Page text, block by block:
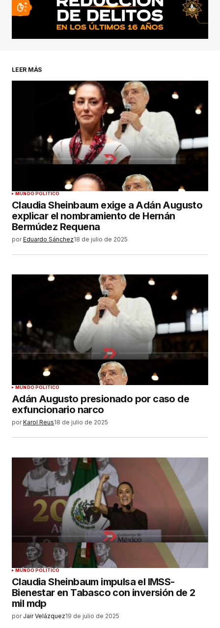
LEER MÁS
MUNDO POLÍTICO
Claudia Sheinbaum exige a Adán Augusto
explicar el nombramiento de Hernán
Bermúdez Requena
por Eduardo Sánchez18 de julio de 2025
MUNDO POLÍTICO
Adán Augusto presionado por caso de
exfuncionario narco
por Karol Reus18 de julio de 2025
MUNDO POLÍTICO
Claudia Sheinbaum impulsa el IMSS-
Bienestar en Tabasco con inversión de 2
mil mdp
por Jair Velázquez19 de julio de 2025